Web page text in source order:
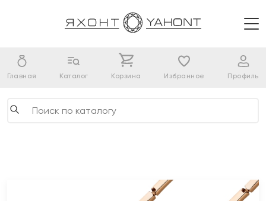
Главная Каталог Корзина Избранное Профиль